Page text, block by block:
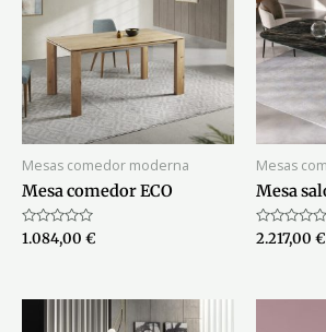
Mesas comedor moderna
Mesa comedor ECO
Valorado
1.084,00 €
Mesas
Mesa
Valorado
2.217,00 €